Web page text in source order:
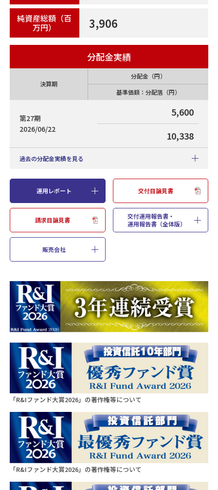
純資産総額（百
万円） 3,906
分配金実績
決算期
分配金（円）
基準価額：分配落（円）
第27期
2026/06/22
5,600
10,338
過去の分配金実績を見る
設定来分配金累計（円
・1999年7月2日設定）
16,885
分配金（円）
基準価額：分配落（円）
第27期 2026/06/22
第26期 2025/06/23
560
10,001
第25期 2024/06/24
2,760
第24期 2023/06/22
2,105
10,000
第23期 2022/06/22
0
第22期 2021/06/22
1,900
10,000
第21期 2020/06/22
0
9,490
運用レポート 交付目論見書
請求目論見書
交付運用報告書・
運用報告書（全体版）
販売会社
「R&Iファンド大賞2026」の著作権等について
「R&Iファンド大賞2026」の著作権等について